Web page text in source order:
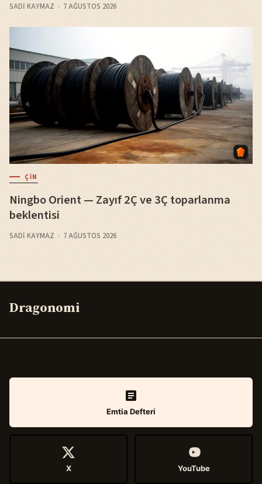
SADI KAYMAZ 7 AĞUSTOS 2026
ÇIN
Ningbo Orient — Zayıf 2Ç ve 3Ç toparlanma
beklentisi
SADI KAYMAZ 7 AĞUSTOS 2026
Dragonomi
Emtia Defteri
X YouTube